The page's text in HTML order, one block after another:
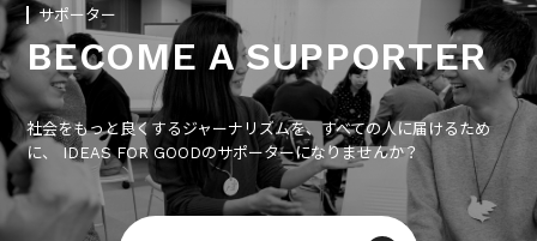
サポーター
BECOME A SUPPORTER
社会をもっと良くするジャーナリズムを、すべての人に届けるため
に、 IDEAS FOR GOODのサポーターになりませんか？